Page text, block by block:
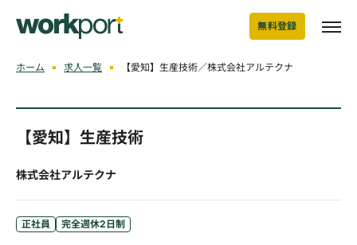
無料登録
ホーム 求人一覧 【愛知】生産技術／株式会社アルテクナ
【愛知】生産技術
株式会社アルテクナ
正社員 完全週休2日制